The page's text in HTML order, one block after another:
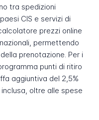
tra spedizioni
CIS e servizi di
prezzi online
permettendo
prenotazione. Per i
punti di ritiro
aggiuntiva del 2,5%
oltre alle spese